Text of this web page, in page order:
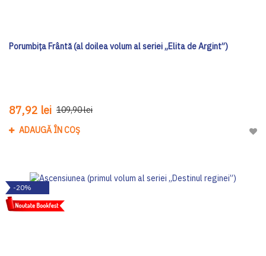
Porumbița Frântă (al doilea volum al seriei „Elita de Argint”)
87,92 lei 109,90 lei
ADAUGĂ ÎN COȘ
-20%